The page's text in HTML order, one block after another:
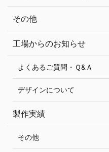
その他
工場からのお知らせ
よくあるご質問・Ｑ&Ａ
デザインについて
製作実績
その他